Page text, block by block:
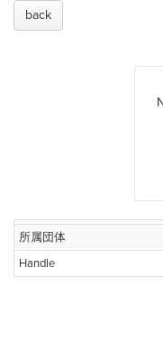
back
所属団体
Handle